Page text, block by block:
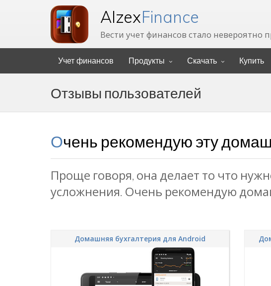
AlzexFinance
Вести учет финансов стало невероятно
Учет финансов Продукты Скачать Купить
Отзывы пользователей
Очень рекомендую эту
Проще говоря, она делает то что
усложнения. Очень рекомендую
Домашняя бухгалтерия для Android